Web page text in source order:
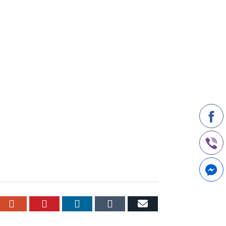
Google+PinterestLinkedInTumblrEmail